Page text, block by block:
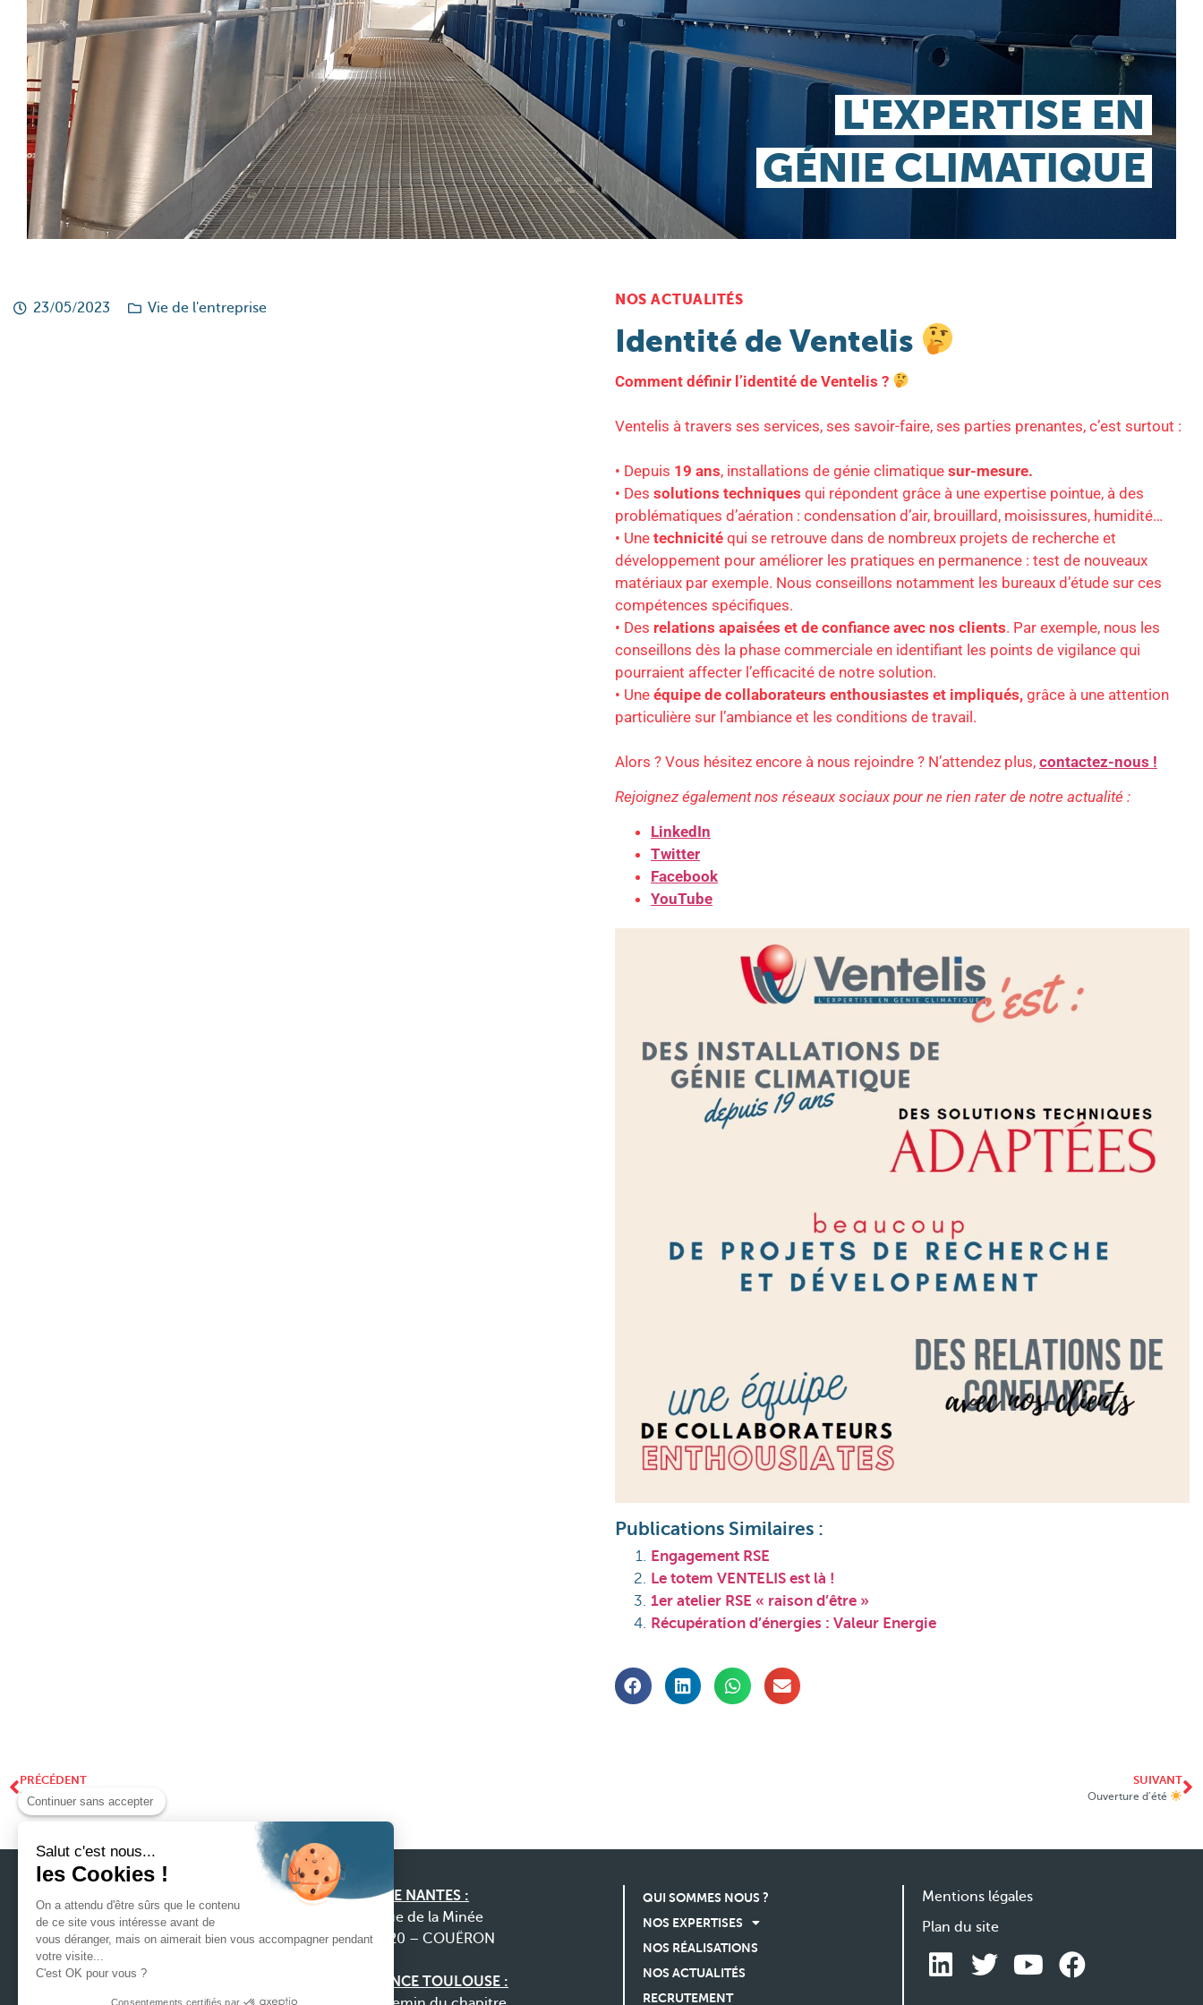
L'EXPERTISE EN
GÉNIE CLIMATIQUE
23/05/2023 Vie de l'entreprise NOS ACTUALITÉS
Identité de Ventelis
Comment définir l’identité de Ventelis ?
Ventelis à travers ses services, ses savoir-faire, ses parties prenantes, c’est surtout :
• Depuis 19 ans, installations de génie climatique sur-mesure.
• Des solutions techniques qui répondent grâce à une expertise pointue, à des
problématiques d’aération : condensation d’air, brouillard, moisissures, humidité…
• Une technicité qui se retrouve dans de nombreux projets de recherche et
développement pour améliorer les pratiques en permanence : test de nouveaux
matériaux par exemple. Nous conseillons notamment les bureaux d’étude sur ces
compétences spécifiques.
• Des relations apaisées et de confiance avec nos clients. Par exemple, nous les
conseillons dès la phase commerciale en identifiant les points de vigilance qui
pourraient affecter l’efficacité de notre solution.
• Une équipe de collaborateurs enthousiastes et impliqués, grâce à une attention
particulière sur l’ambiance et les conditions de travail.
Alors ? Vous hésitez encore à nous rejoindre ? N’attendez plus, contactez-nous !
Rejoignez également nos réseaux sociaux pour ne rien rater de notre actualité :
LinkedIn
Twitter
Facebook
YouTube
Publications Similaires :
Engagement RSE
Le totem VENTELIS est là !
1er atelier RSE « raison d’être »
Récupération d’énergies : Valeur Energie
PRÉCÉDENT
Fête du travail
SUIVANT
Ouverture d’été
Notre préoccupation première est la
satisfaction de nos clients afin que nous
puissions construire une relation durable, ce
SIEGE NANTES :
31 rue de la Minée
44220 – COUËRON
AGENCE TOULOUSE :
QUI SOMMES NOUS ?
NOS EXPERTISES
NOS RÉALISATIONS
NOS ACTUALITÉS
RECRUTEMENT
Mentions légales
Plan du site
Continuer sans accepter
Salut c'est nous...
les Cookies !
On a attendu d'être sûrs que le contenu
de ce site vous intéresse avant de
vous déranger, mais on aimerait bien vous accompagner pendant
votre visite...
C'est OK pour vous ?
Consentements certifiés par